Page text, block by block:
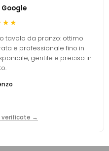
Google
tavolo da pranzo: ottimo
e professionale fino in
gentile e preciso in
verificate →